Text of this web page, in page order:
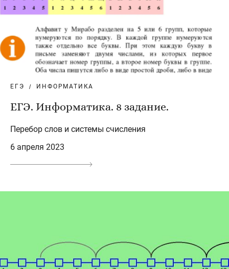
ЕГЭ ИНФОРМАТИКА
ЕГЭ. Информатика. 8 задание.
Перебор слов и системы счисления
6 апреля 2023